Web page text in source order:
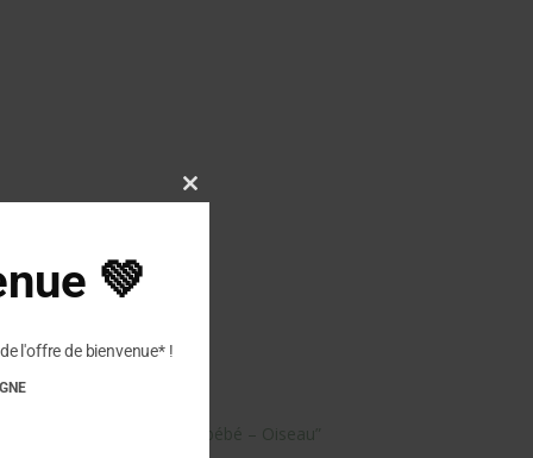
avis sur “GOKI – Hochet bébé – Oiseau”
Close
💚
l'offre de bienvenue* !